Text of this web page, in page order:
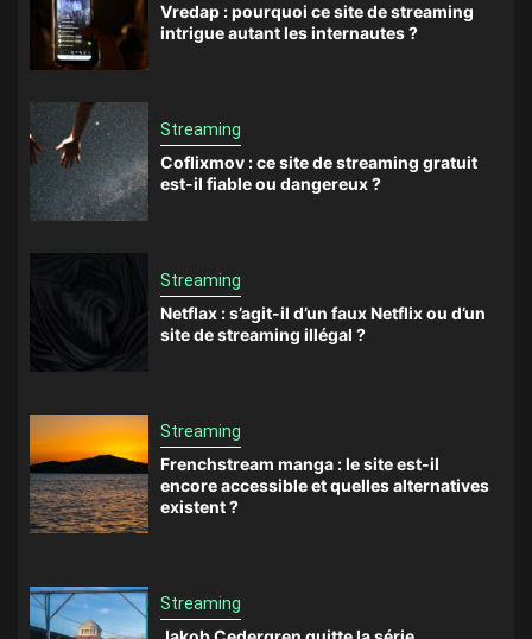
Vredap : pourquoi ce site de streaming
intrigue autant les internautes ?
Streaming
Coflixmov : ce site de streaming gratuit
est-il fiable ou dangereux ?
Streaming
Netflax : s’agit-il d’un faux Netflix ou d’un
site de streaming illégal ?
Streaming
Frenchstream manga : le site est-il
encore accessible et quelles alternatives
existent ?
Streaming